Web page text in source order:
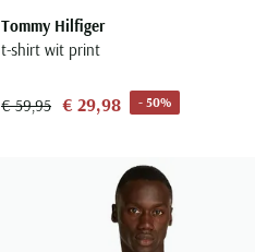
Tommy Hilfiger
t-shirt wit print
€ 59,95 € 29,98 - 50%